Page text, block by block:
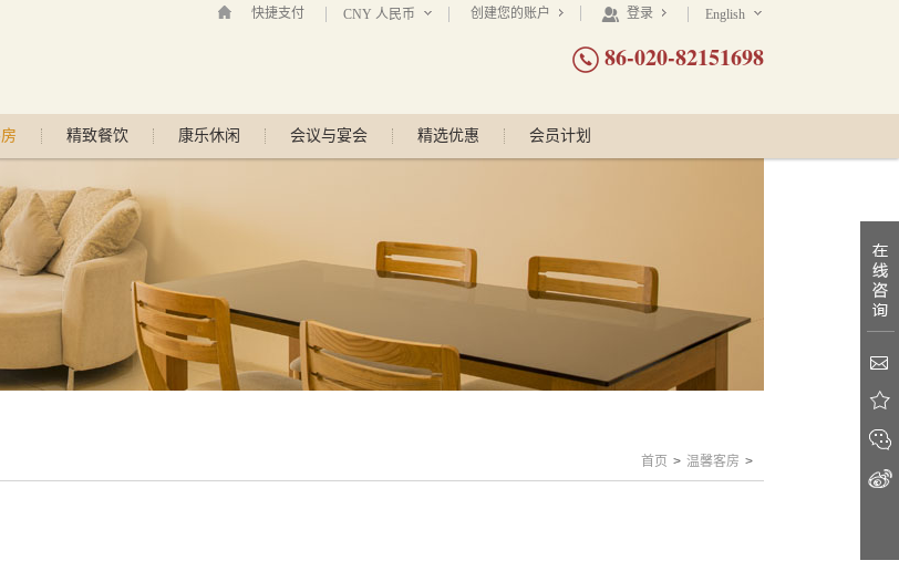
快捷支付 CNY 人民币 创建您的账户 登录 English
86-020-82151698
精致餐饮 康乐休闲 会议与宴会 精选优惠 会员计划
首页 > 温馨客房 >